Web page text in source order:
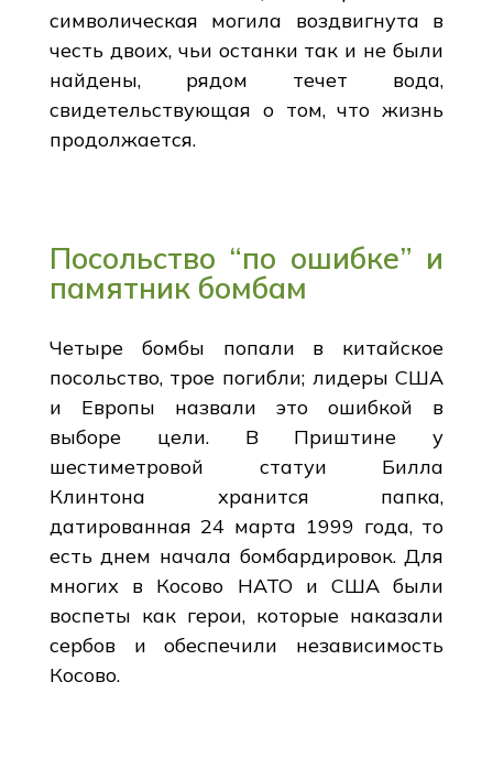
символическая могила воздвигнута в
честь двоих, чьи останки так и не были
найдены, рядом течет вода,
свидетельствующая о том, что жизнь
продолжается.
Посольство “по ошибке” и
памятник бомбам
Четыре бомбы попали в китайское
посольство, трое погибли; лидеры США
и Европы назвали это ошибкой в
выборе цели. В Приштине у
шестиметровой статуи Билла
Клинтона хранится папка,
датированная 24 марта 1999 года, то
есть днем начала бомбардировок. Для
многих в Косово НАТО и США были
воспеты как герои, которые наказали
сербов и обеспечили независимость
Косово.